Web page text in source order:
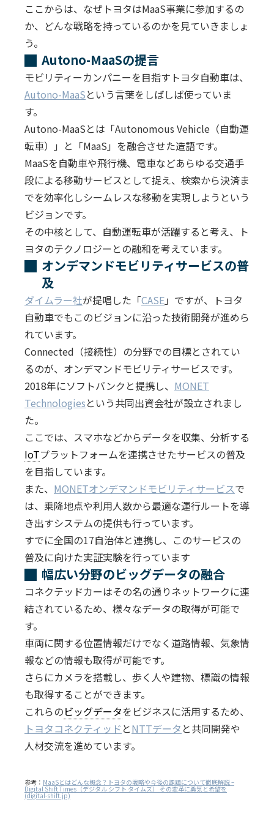
ここからは、なぜトヨタはMaaS事業に参加するの
か、どんな戦略を持っているのかを見ていきましょ
う。
Autono-MaaSの提言
モビリティーカンパニーを目指すトヨタ自動車は、
Autono-MaaSという言葉をしばしば使っていま
す。
Autono-MaaSとは「Autonomous Vehicle（自動運
転車）」と「MaaS」を融合させた造語です。
MaaSを自動車や飛行機、電車などあらゆる交通手
段による移動サービスとして捉え、検索から決済ま
でを効率化しシームレスな移動を実現しようという
ビジョンです。
その中核として、自動運転車が活躍すると考え、ト
ヨタのテクノロジーとの融和を考えています。
オンデマンドモビリティサービスの普
及
ダイムラー社が提唱した「CASE」ですが、トヨタ
自動車でもこのビジョンに沿った技術開発が進めら
れています。
Connected（接続性）の分野での目標とされてい
るのが、オンデマンドモビリティサービスです。
2018年にソフトバンクと提携し、 MONET
Technologiesという共同出資会社が設立されまし
た。
ここでは、スマホなどからデータを収集、分析する
IoTプラットフォームを連携させたサービスの普及
を目指しています。
また、 MONETオンデマンドモビリティサービスで
は、乗降地点や利用人数から最適な運行ルートを導
き出すシステムの提供も行っています。
すでに全国の17自治体と連携し、このサービスの
普及に向けた実証実験を行っています
幅広い分野のビッグデータの融合
コネクテッドカーはその名の通りネットワークに連
結されているため、様々なデータの取得が可能で
す。
車両に関する位置情報だけでなく道路情報、気象情
報などの情報も取得が可能です。
さらにカメラを搭載し、歩く人や建物、標識の情報
も取得することができます。
これらのビッグデータをビジネスに活用するため、
トヨタコネクティッド とNTTデータ と共同開発や
人材交流を進めています。
参考： MaaSとはどんな概念？トヨタの戦略や今後の課題について徹底解説 –
Digital Shift Times（デジタル シフト タイムズ） その変革に勇気と希望を
(digital-shift.jp)